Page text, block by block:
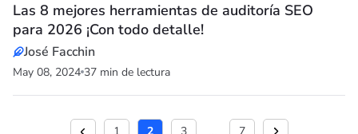
Las 8 mejores herramientas de auditoría SEO
para 2026 ¡Con todo detalle!
José Facchin
May 08, 2024 37 min de lectura